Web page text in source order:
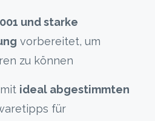
und starke
vorbereitet, um
zu können
ideal abgestimmten
für